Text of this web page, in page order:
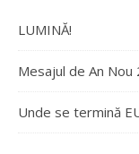
LUMINĂ!
Mesajul de An Nou
Unde se termină